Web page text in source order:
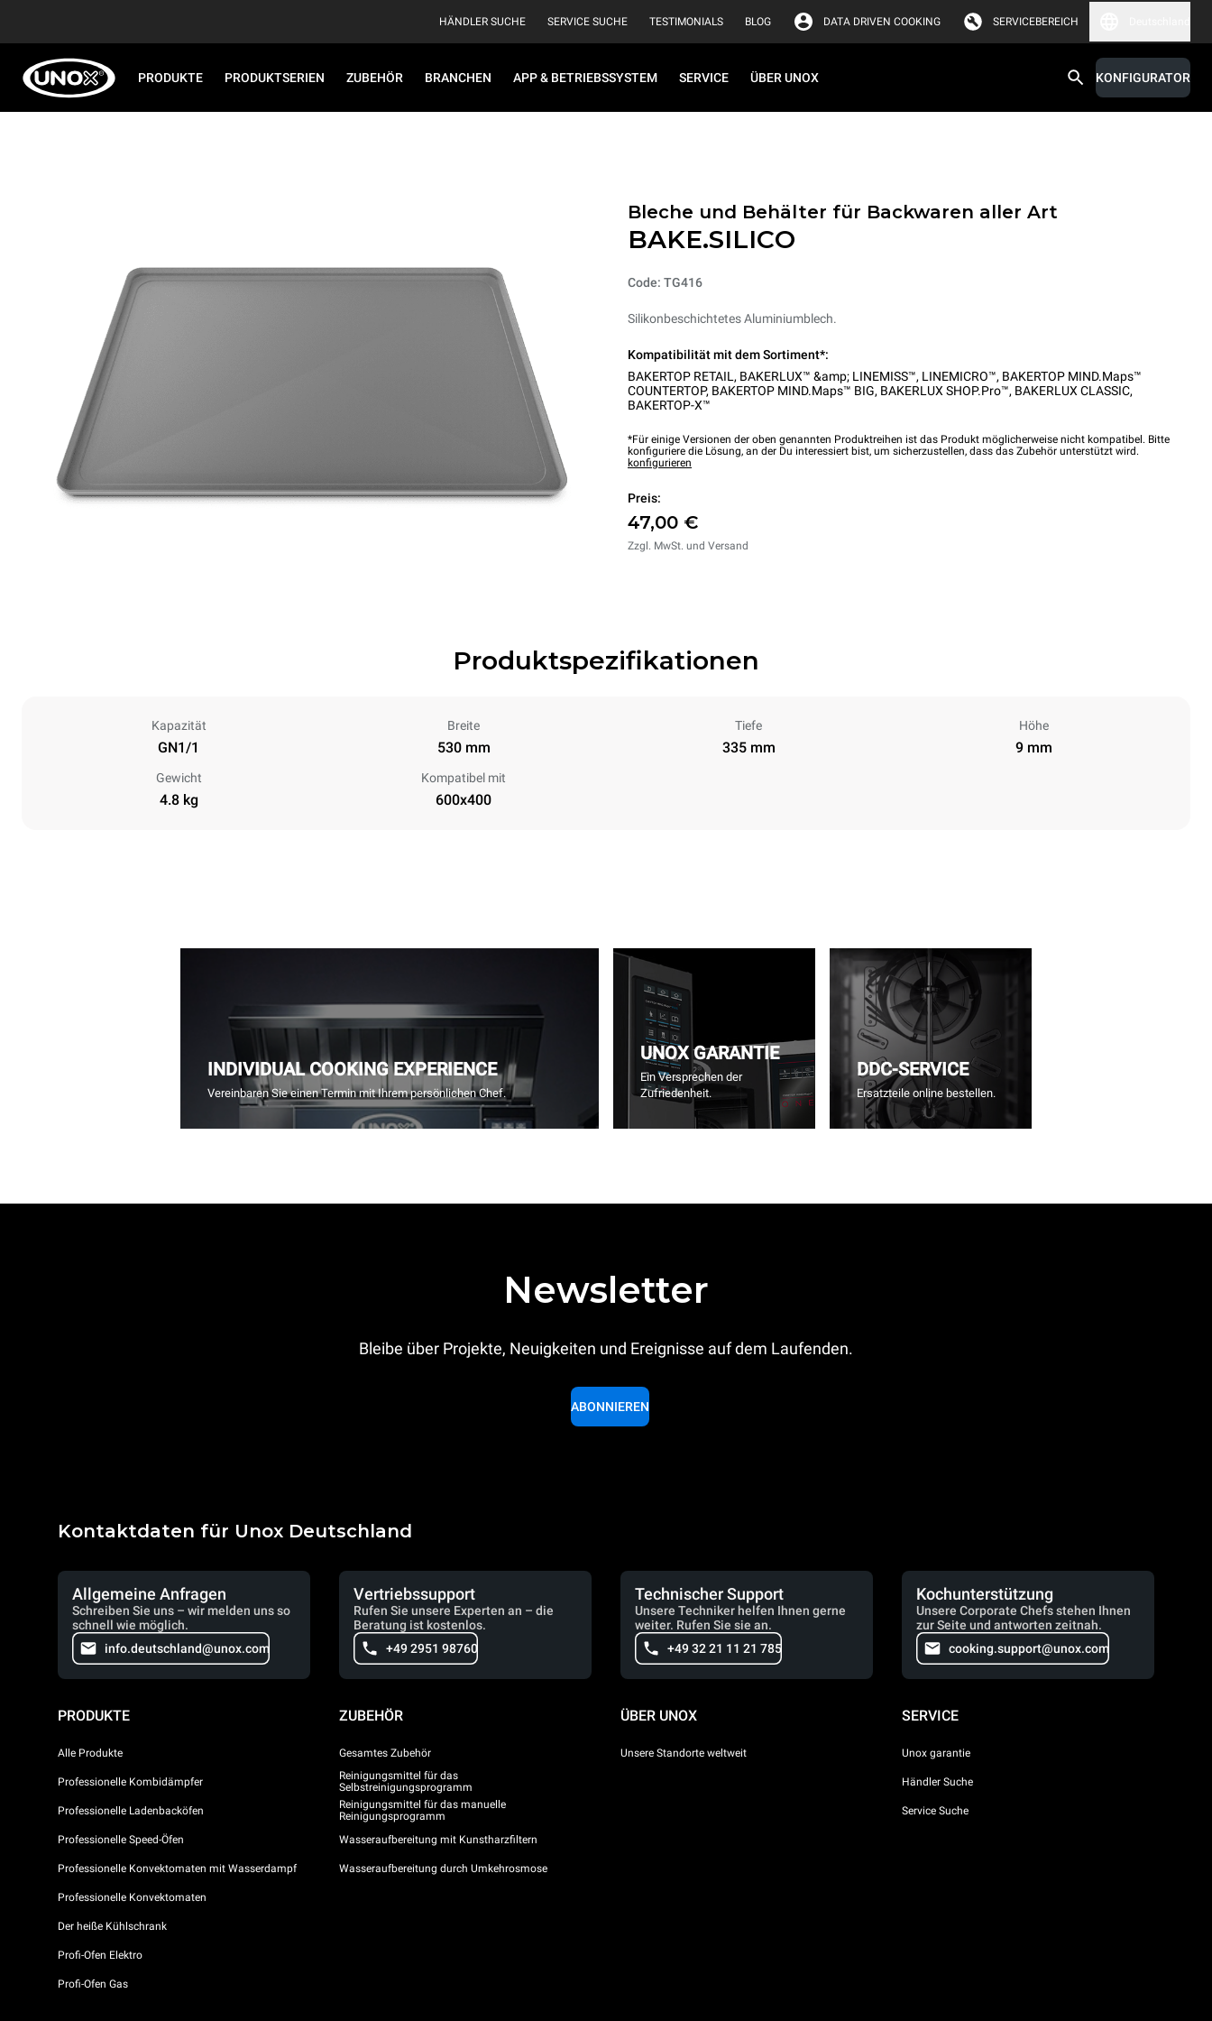
HÄNDLER SUCHE SERVICE SUCHE TESTIMONIALS BLOG DATA DRIVEN COOKING SERVICEBEREICH
PRODUKTE PRODUKTSERIEN ZUBEHÖR BRANCHEN APP & BETRIEBSSYSTEM SERVICE ÜBER UNOX KONFIGURATOR
Bleche und Behälter für Backwaren aller Art
BAKE.SILICO
Code: TG416
Silikonbeschichtetes Aluminiumblech.
Kompatibilität mit dem Sortiment*:
BAKERTOP RETAIL , BAKERLUX™ &amp; LINEMISS™, LINEMICRO™, BAKERTOP MIND.Maps™
COUNTERTOP, BAKERTOP MIND.Maps™ BIG, BAKERLUX SHOP.Pro™, BAKERLUX CLASSIC,
BAKERTOP-X™
*Für einige Versionen der oben genannten Produktreihen ist das Produkt möglicherweise nicht kompatibel. Bitte
konfiguriere die Lösung, an der Du interessiert bist, um sicherzustellen, dass das Zubehör unterstützt wird.
konfigurieren
Preis:
47,00 €
Zzgl. MwSt. und Versand
Produktspezifikationen
Kapazität
GN1/1
Breite
530 mm
Tiefe
335 mm
Höhe
9 mm
Gewicht
4.8 kg
Kompatibel mit
600x400
INDIVIDUAL COOKING EXPERIENCE
Vereinbaren Sie einen Termin mit Ihrem persönlichen Chef.
UNOX GARANTIE
Ein Versprechen der
Zufriedenheit.
DDC-SERVICE
Ersatzteile online bestellen.
Newsletter
Bleibe über Projekte, Neuigkeiten und Ereignisse auf dem Laufenden.
ABONNIEREN
Kontaktdaten für Unox Deutschland
Allgemeine Anfragen
Schreiben Sie uns – wir melden uns so
schnell wie möglich.
info.deutschland@unox.com
Vertriebssupport
Rufen Sie unsere Experten an – die
Beratung ist kostenlos.
+49 2951 98760
Technischer Support
Unsere Techniker helfen Ihnen gerne
weiter. Rufen Sie sie an.
+49 32 21 11 21 785
Kochunterstützung
Unsere Corporate Chefs stehen Ihnen
zur Seite und antworten zeitnah.
cooking.support@unox.com
PRODUKTE
Alle Produkte
Professionelle Kombidämpfer
Professionelle Ladenbacköfen
Professionelle Speed-Öfen
Professionelle Konvektomaten mit Wasserdampf
Professionelle Konvektomaten
Der heiße Kühlschrank
Profi-Ofen Elektro
Profi-Ofen Gas
ZUBEHÖR
Gesamtes Zubehör
Reinigungsmittel für das
Selbstreinigungsprogramm
Reinigungsmittel für das manuelle
Reinigungsprogramm
Wasseraufbereitung mit Kunstharzfiltern
Wasseraufbereitung durch Umkehrosmose
ÜBER UNOX
Unsere Standorte weltweit
SERVICE
Unox garantie
Händler Suche
Service Suche